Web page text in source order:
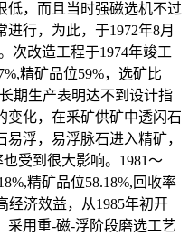
低，而且当时强磁选机不过
行，为此，于1972年8月
次改造工程于1974年竣工
精矿品位59%，选矿比
期生产表明达不到设计指
变化，在釆矿供矿中透闪石
浮，易浮脉石进入精矿，
受到很大影响。1981〜
精矿品位58.18%,回收率
经济效益，从1985年初开
采用重-磁-浮阶段磨选工艺